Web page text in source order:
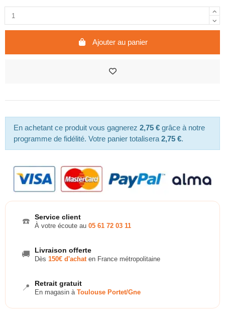
Ajouter au panier
En achetant ce produit vous gagnerez 2,75 € grâce à notre
programme de fidélité. Votre panier totalisera 2,75 €.
☎️ Service client
À votre écoute au 05 61 72 03 11
🚚 Livraison offerte
Dès 150€ d'achaten France métropolitaine
📍 Retrait gratuit
En magasin à Toulouse Portet/Gne